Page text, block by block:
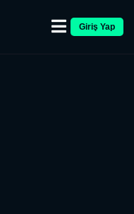
Giriş Yap